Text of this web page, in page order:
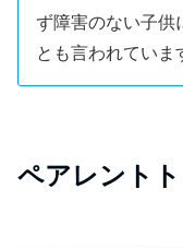
ず障害のない子供
とも言われていま
ペアレント